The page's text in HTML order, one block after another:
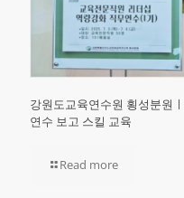
강원도교육연수원 횡성분원
연수 보고 스킬 교육
Read more